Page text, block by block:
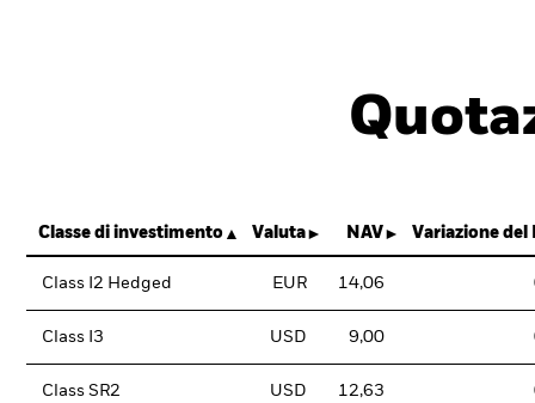
Classe di investimento Valuta NAV Variazione del
Class I2 Hedged EUR 14,06
Class I3 USD 9,00
Class SR2 USD 12,63